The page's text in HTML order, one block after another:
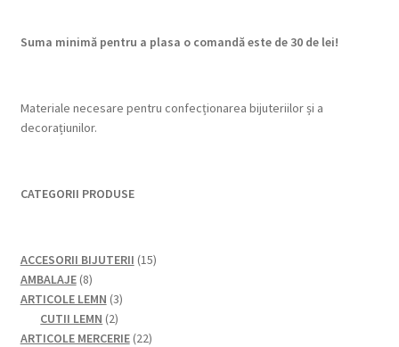
Suma minimă pentru a plasa o comandă este de 30 de lei!
Materiale necesare pentru confecționarea bijuteriilor și a
decorațiunilor.
CATEGORII PRODUSE
ACCESORII BIJUTERII 1515
AMBALAJE 88
produse
ARTICOLE LEMN 33
CUTII LEMN 22
produse
ARTICOLE MERCERIE 2222